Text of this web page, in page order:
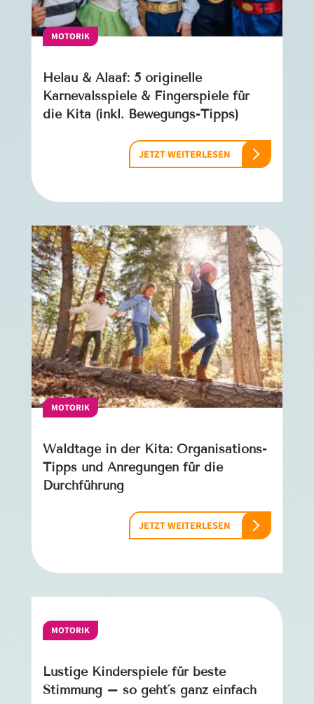
MOTORIK
Helau & Alaaf: 5 originelle
Karnevalsspiele & Fingerspiele für
die Kita (inkl. Bewegungs-Tipps)
JETZT WEITERLESEN
MOTORIK
Waldtage in der Kita: Organisations-
Tipps und Anregungen für die
Durchführung
JETZT WEITERLESEN
MOTORIK
Lustige Kinderspiele für beste
Stimmung – so geht´s ganz einfach